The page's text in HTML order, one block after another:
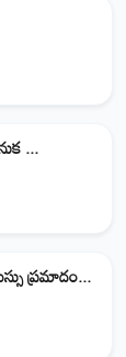
...
ప్రమాదం...